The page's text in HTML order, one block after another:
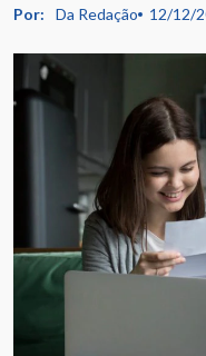
Por: Da Redação 12/12/